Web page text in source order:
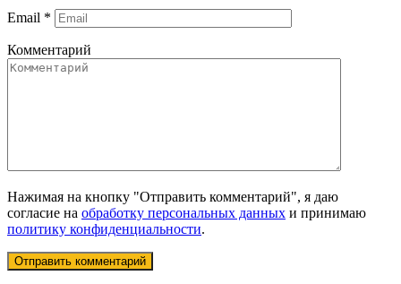
Email *
Комментарий
Нажимая на кнопку "Отправить комментарий", я даю
согласие на обработку персональных данных и принимаю
политику конфиденциальности.